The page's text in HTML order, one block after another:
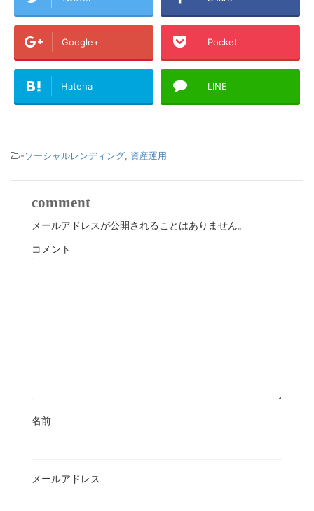
Google+ Pocket
Hatena LINE
-ソーシャルレンディング, 資産運用
comment
メールアドレスが公開されることはありません。
コメント
名前
メールアドレス